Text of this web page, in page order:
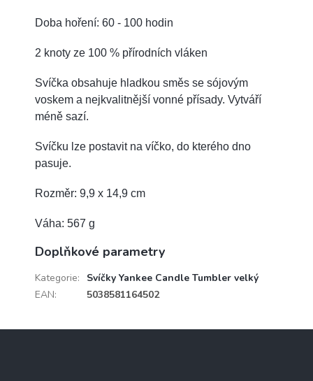
Doba hoření: 60 - 100 hodin
2 knoty ze 100 % přírodních vláken
Svíčka obsahuje hladkou směs se sójovým
voskem a nejkvalitnější vonné přísady. Vytváří
méně sazí.
Svíčku lze postavit na víčko, do kterého dno
pasuje.
Rozměr: 9,9 x 14,9 cm
Váha: 567 g
Doplňkové parametry
Kategorie:
Svíčky Yankee Candle Tumbler velký
EAN: 5038581164502